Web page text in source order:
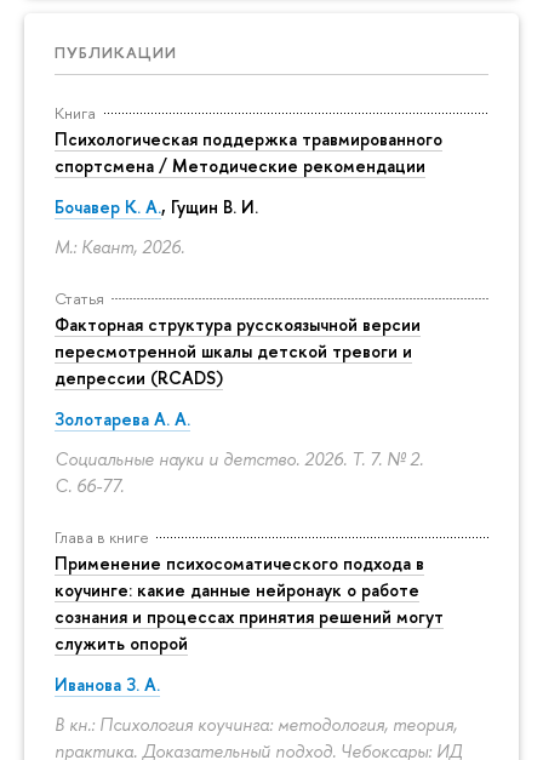
ПУБЛИКАЦИИ
Книга
Психологическая поддержка травмированного
спортсмена / Методические рекомендации
Бочавер К. А., Гущин В. И.
М.: Квант, 2026.
Статья
Факторная структура русскоязычной версии
пересмотренной шкалы детской тревоги и
депрессии (RCADS)
Золотарева А. А.
Социальные науки и детство. 2026. Т. 7. № 2.
С. 66-77.
Глава в книге
Применение психосоматического подхода в
коучинге: какие данные нейронаук о работе
сознания и процессах принятия решений могут
служить опорой
Иванова З. А.
В кн.: Психология коучинга: методология, теория,
практика. Доказательный подход. Чебоксары: ИД